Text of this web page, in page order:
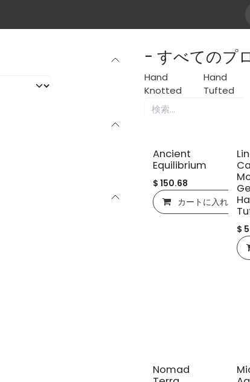
- すべてのプ
Hand
Knotted
Hand
Tufted
新規!
Ancient
Equilibrium
$ 150.68
カートに入れる
$
新規!
Nomad